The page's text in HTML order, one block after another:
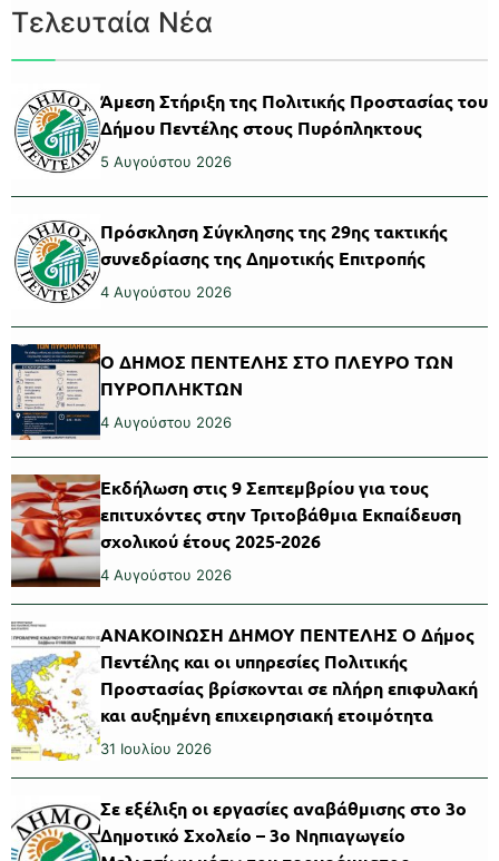
Τελευταία Νέα
Άμεση Στήριξη της Πολιτικής Προστασίας του
Δήμου Πεντέλης στους Πυρόπληκτους
5 Αυγούστου 2026
Πρόσκληση Σύγκλησης της 29ης τακτικής
συνεδρίασης της Δημοτικής Επιτροπής
4 Αυγούστου 2026
Ο ΔΗΜΟΣ ΠΕΝΤΕΛΗΣ ΣΤΟ ΠΛΕΥΡΟ ΤΩΝ
ΠΥΡΟΠΛΗΚΤΩΝ
4 Αυγούστου 2026
Εκδήλωση στις 9 Σεπτεμβρίου για τους
επιτυχόντες στην Τριτοβάθμια Εκπαίδευση
σχολικού έτους 2025-2026
4 Αυγούστου 2026
ΑΝΑΚΟΙΝΩΣΗ ΔΗΜΟΥ ΠΕΝΤΕΛΗΣ Ο Δήμος
Πεντέλης και οι υπηρεσίες Πολιτικής
Προστασίας βρίσκονται σε πλήρη επιφυλακή
και αυξημένη επιχειρησιακή ετοιμότητα
31 Ιουλίου 2026
Σε εξέλιξη οι εργασίες αναβάθμισης στο 3ο
Δημοτικό Σχολείο – 3ο Νηπιαγωγείο